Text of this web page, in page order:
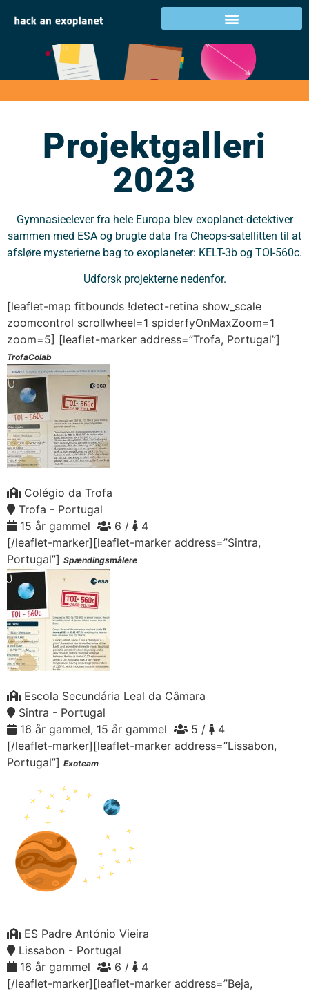
Projektgalleri 2023
Projektgalleri
2023
Gymnasieelever fra hele Europa blev exoplanet-detektiver
sammen med ESA og brugte data fra Cheops-satellitten til at
afsløre mysterierne bag to exoplaneter: KELT-3b og TOI-560c.
Udforsk projekterne nedenfor.
[leaflet-map fitbounds !detect-retina show_scale
zoomcontrol scrollwheel=1 spiderfyOnMaxZoom=1
zoom=5] [leaflet-marker address=”Trofa, Portugal”]
TrofaColab
Colégio da Trofa
Trofa - Portugal
15 år gammel
6 /
4
[/leaflet-marker][leaflet-marker address=”Sintra,
Portugal”] Spændingsmålere
Escola Secundária Leal da Câmara
Sintra - Portugal
16 år gammel, 15 år gammel
5 /
4
[/leaflet-marker][leaflet-marker address=”Lissabon,
Portugal”] Exoteam
ES Padre António Vieira
Lissabon - Portugal
16 år gammel
6 /
4
[/leaflet-marker][leaflet-marker address=”Beja,